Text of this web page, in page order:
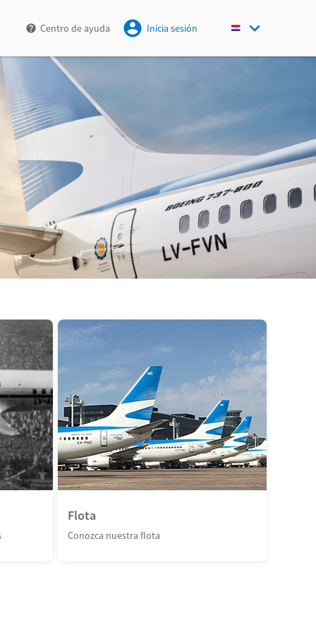
Centro de ayuda Inicia sesión
Flota
Conozca nuestra flota